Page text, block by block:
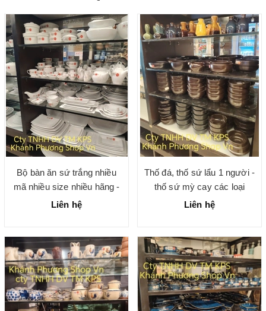
Bộ bàn ăn sứ trắng nhiều
mã nhiều size nhiều hãng -
gốm sứ chính hãng cao cấp
Liên hệ
Thố đá, thố sứ lẩu 1 người -
thố sứ mỳ cay các loại
Liên hệ